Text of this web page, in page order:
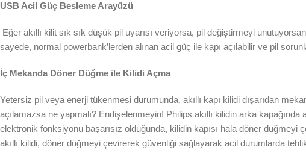
USB Acil Güç Besleme Arayüzü
Eğer akıllı kilit sık sık düşük pil uyarısı veriyorsa, pil değiştirmeyi
sayede, normal powerbank’lerden alınan acil güç ile kapı açılabilir ve pil
İç Mekanda Döner Düğme ile Kilidi Açma
Yetersiz pil veya enerji tükenmesi durumunda, akıllı kapı kilidi dışarıdan
açılamazsa ne yapmalı? Endişelenmeyin! Philips akıllı kilidin arka
elektronik fonksiyonu başarısız olduğunda, kilidin kapısı hala döner
akıllı kilidi, döner düğmeyi çevirerek güvenliği sağlayarak acil durumlarda